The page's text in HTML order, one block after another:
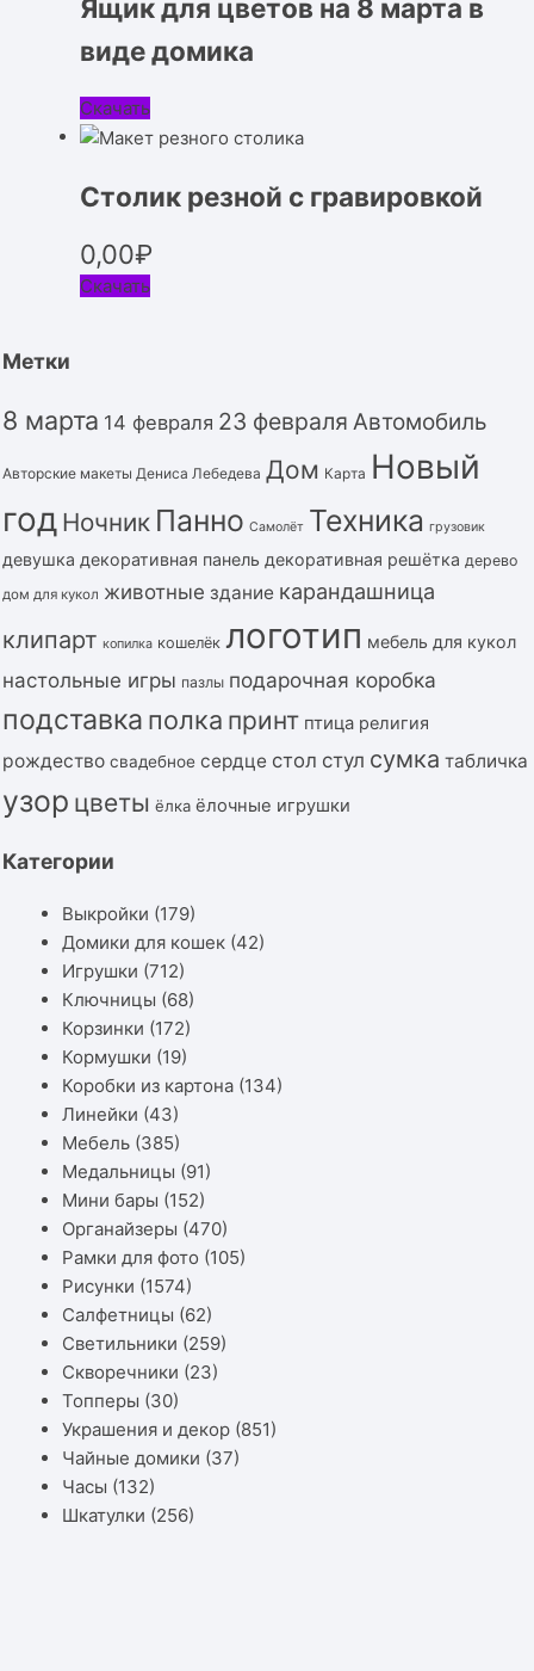
Ящик для цветов на 8 марта в
виде домика
Скачать
Столик резной с гравировкой
0,00₽
Скачать
Метки
8 марта 14 февраля 23 февраля Автомобиль
Авторские макеты Дениса Лебедева Дом Карта Новый
год Ночник Панно Самолёт Техника грузовик
девушка декоративная панель декоративная решётка дерево
дом для кукол животные здание карандашница
клипарт копилка кошелёк логотип мебель для кукол
настольные игры пазлы подарочная коробка
подставка полка принт птица религия
рождество свадебное сердце стол стул сумка табличка
узор цветы ёлка ёлочные игрушки
Категории
Выкройки (179)
Домики для кошек (42)
Игрушки (712)
Ключницы (68)
Корзинки (172)
Кормушки (19)
Коробки из картона (134)
Линейки (43)
Мебель (385)
Медальницы (91)
Мини бары (152)
Органайзеры (470)
Рамки для фото (105)
Рисунки (1574)
Салфетницы (62)
Светильники (259)
Скворечники (23)
Топперы (30)
Украшения и декор (851)
Чайные домики (37)
Часы (132)
Шкатулки (256)